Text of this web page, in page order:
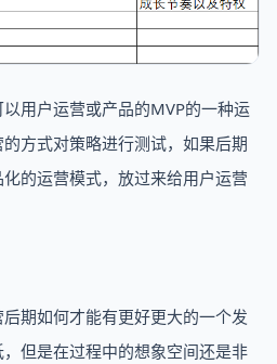
用户运营或产品的MVP的一种运
方式对策略进行测试，如果后期
的运营模式，放过来给用户运营
期如何才能有更好更大的一个发
但是在过程中的想象空间还是非